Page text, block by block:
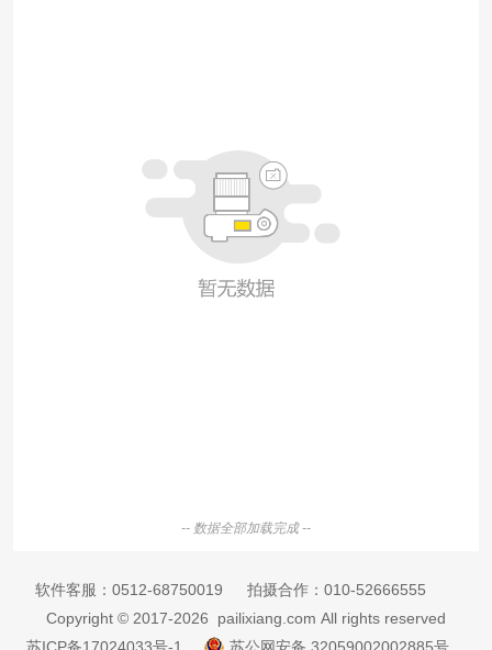
-- 数据全部加载完成 --
软件客服： 0512-68750019 拍摄合作： 010-52666555
Copyright © 2017-2026 pailixiang.com All rights reserved
苏ICP备17024033号-1
苏公网安备 32059002002885号